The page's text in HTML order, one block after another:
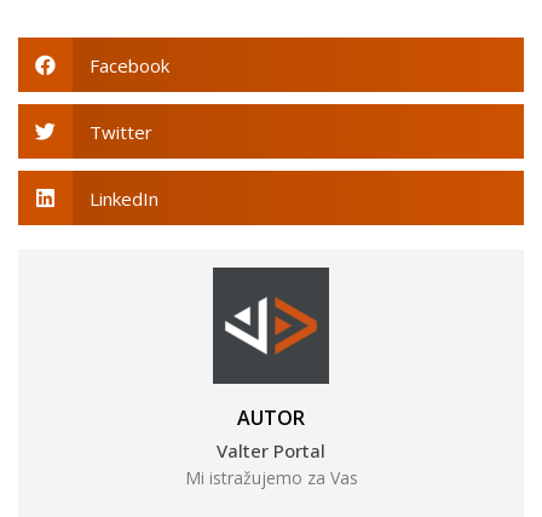
Facebook
Twitter
LinkedIn
AUTOR
Valter Portal
Mi istražujemo za Vas